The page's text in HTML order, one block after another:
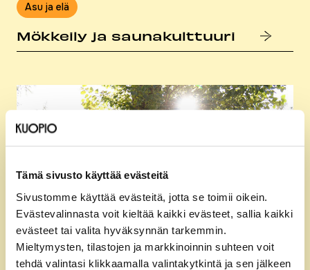
Tämä sivusto käyttää evästeitä
Sivustomme käyttää evästeitä, jotta se toimii oikein.
Evästevalinnasta voit kieltää kaikki evästeet, sallia kaikki
evästeet tai valita hyväksynnän tarkemmin.
Mieltymysten, tilastojen ja markkinoinnin suhteen voit
tehdä valintasi klikkaamalla valintakytkintä ja sen jälkeen
Asu ja elä
Mökkeily ja sau­na­kult­tuu­ri